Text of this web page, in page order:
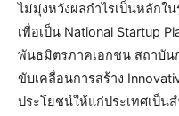
ไม่มุ่งหวังผลกำไรเป็นหลักใ
เพื่อเป็น National Startup
พันธมิตรภาคเอกชน สถาบัน
ขับเคลื่อนการสร้าง
ประโยชน์ให้แก่ประเทศเป็น